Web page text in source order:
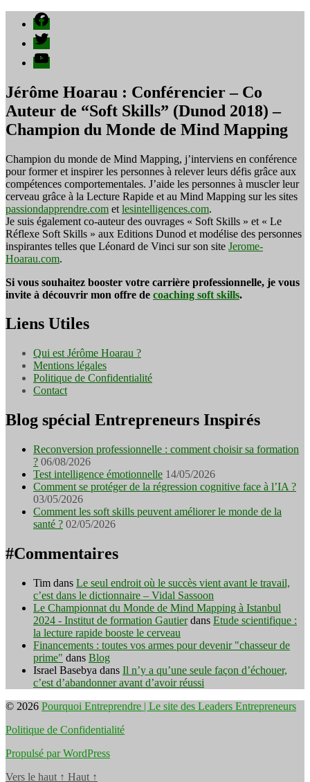
Facebook
Twitter
YouTube
Jérôme Hoarau : Conférencier – Co
Auteur de “Soft Skills” (Dunod 2018) –
Champion du Monde de Mind Mapping
Champion du monde de Mind Mapping, j’interviens en conférence
pour former et inspirer les personnes à relever leurs défis grâce aux
compétences comportementales. J’aide les personnes à muscler leur
cerveau grâce à la Lecture Rapide et au Mind Mapping sur les sites
passiondapprendre.com et lesintelligences.com.
Je suis également co-auteur des ouvrages « Soft Skills » et « Le
Réflexe Soft Skills » aux Editions Dunod et modélise des personnes
inspirantes telles que Léonard de Vinci sur son site Jerome-
Hoarau.com.
Si vous souhaitez booster votre carrière professionnelle, je vous
invite à découvrir mon offre de coaching soft skills.
Liens Utiles
Qui est Jérôme Hoarau ?
Mentions légales
Politique de Confidentialité
Contact
Blog spécial Entrepreneurs Inspirés
Reconversion professionnelle : comment choisir sa formation
? 06/08/2026
Test intelligence émotionnelle 14/05/2026
Comment se protéger de la régression cognitive face à l’IA ?
03/05/2026
Comment les soft skills peuvent améliorer le monde de la
santé ? 02/05/2026
#Commentaires
Tim dans Le seul endroit où le succès vient avant le travail,
c’est dans le dictionnaire – Vidal Sassoon
Le Championnat du Monde de Mind Mapping à Istanbul
2024 - Institut de formation Gautierdans Etude scientifique :
la lecture rapide booste le cerveau
Financements : toutes vos armes pour devenir "chasseur de
prime" dans Blog
Israel Basebya dans Il n’y a qu’une seule façon d’échouer,
c’est d’abandonner avant d’avoir réussi
© 2026 Pourquoi Entreprendre | Le site des Leaders Entrepreneurs
Politique de Confidentialité
Propulsé par WordPress
Vers le haut ↑ Haut ↑